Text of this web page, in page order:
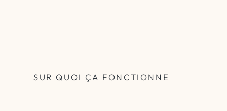
SUR QUOI ÇA FONCTIONNE